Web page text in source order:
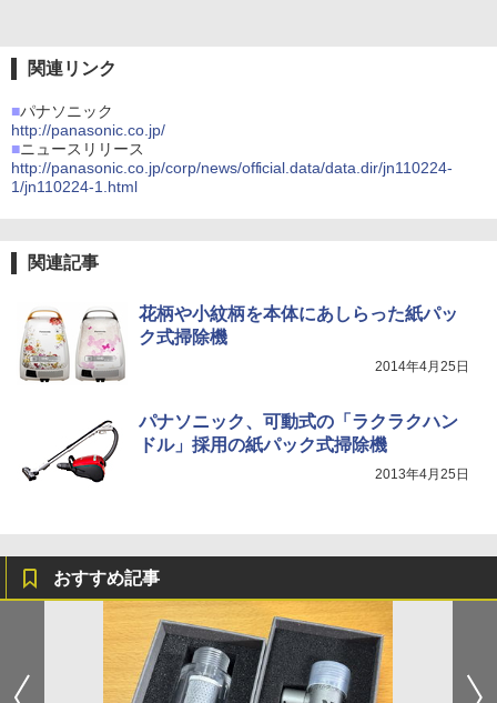
関連リンク
■パナソニック
http://panasonic.co.jp/
■ニュースリリース
http://panasonic.co.jp/corp/news/official.data/data.dir/jn110224-
1/jn110224-1.html
関連記事
花柄や小紋柄を本体にあしらった紙パッ
ク式掃除機
2014年4月25日
パナソニック、可動式の「ラクラクハン
ドル」採用の紙パック式掃除機
2013年4月25日
おすすめ記事